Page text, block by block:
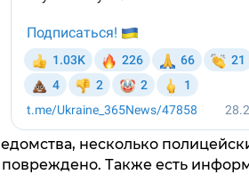
несколько
Также есть